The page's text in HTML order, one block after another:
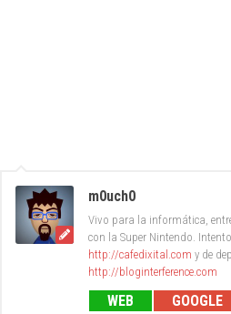
m0uch0
Vivo para la informática,
con la Super Nintendo.
http://cafedixital.com y de
http://bloginterference.com
WEB GOOGLE